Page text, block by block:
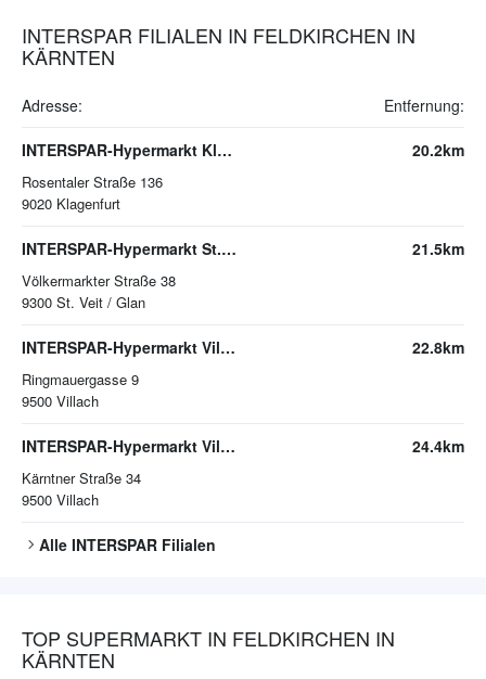
INTERSPAR FILIALEN IN FELDKIRCHEN IN
KÄRNTEN
Adresse: Entfernung:
INTERSPAR-Hypermarkt Klagenfurt-Süd
Rosentaler Straße 136
9020 Klagenfurt
20.2km
INTERSPAR-Hypermarkt St. Veit/Glan
Völkermarkter Straße 38
9300 St. Veit / Glan
21.5km
INTERSPAR-Hypermarkt Villach
Ringmauergasse 9
9500 Villach
22.8km
INTERSPAR-Hypermarkt Villach, ATRIO
Kärntner Straße 34
9500 Villach
24.4km
Alle INTERSPAR Filialen
TOP SUPERMARKT IN FELDKIRCHEN IN
KÄRNTEN